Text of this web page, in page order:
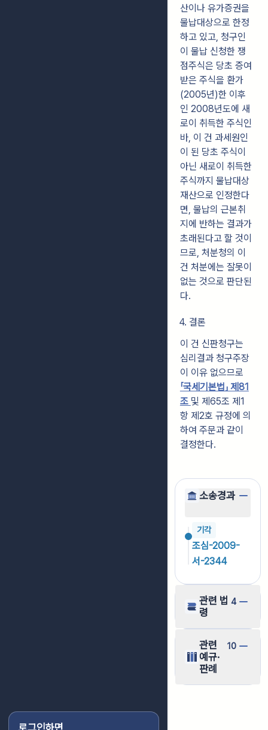
로그인하면
산이나 유가증권을
물납대상으로 한정
하고 있고, 청구인
이 물납 신청한 쟁
점주식은 당초 증여
받은 주식을 환가
(2005년)한 이후
인 2008년도에 새
로이 취득한 주식인
바, 이 건 과세원인
이 된 당초 주식이
아닌 새로이 취득한
주식까지 물납대상
재산으로 인정한다
면, 물납의 근본취
지에 반하는 결과가
초래된다고 할 것이
므로, 처분청의 이
건 처분에는 잘못이
없는 것으로 판단된
다.
4. 결론
이 건 신판청구는
심리결과 청구주장
이 이유 없으므로
「국세기본법」 제81
조 및 제65조 제1
항 제2호 규정에 의
하여 주문과 같이
결정한다.
소송경과
기각
조심-2009-
서-2344
관련 법
령
4
관련
예규·
판례
10